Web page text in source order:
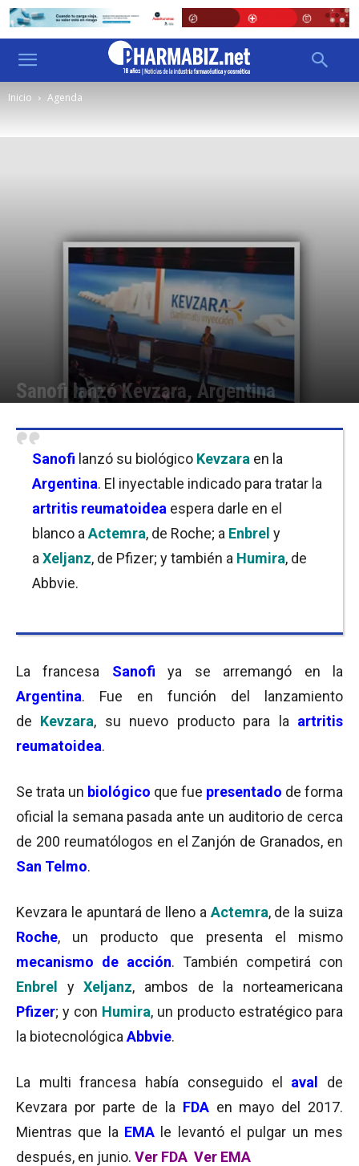
Inicio Agenda
Sanofi lanzó Kevzara, Argentina
Sanofi lanzó su biológico Kevzara en la
Argentina. El inyectable indicado para tratar la
artritis reumatoidea espera darle en el
blanco a Actemra, de Roche; a Enbrel y
a Xeljanz, de Pfizer; y también a Humira, de
Abbvie.
La francesa Sanofi
ya se arremangó en la
Argentina. Fue en función del lanzamiento
de Kevzara, su nuevo producto para la artritis
reumatoidea.
Se trata un biológico que fue presentado de forma
oficial la semana pasada ante un auditorio de cerca
de 200 reumatólogos en el Zanjón de Granados, en
San Telmo.
Kevzara le apuntará de lleno a Actemra, de la suiza
Roche, un producto que presenta el mismo
mecanismo de acción. También competirá con
Enbrel
yXeljanz, ambos de la norteamericana
Pfizer; y con Humira, un producto estratégico para
la biotecnológica Abbvie.
La multi francesa había conseguido el aval
de
Kevzara por parte de la FDA en mayo del 2017.
Mientras que la EMA le levantó el pulgar un mes
después, en junio. Ver FDA Ver EMA